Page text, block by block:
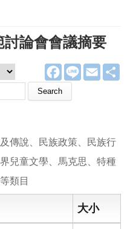
討論會會議摘要
F
a
e
k
L
E
m
傳說、民族政策、民族行
兒童文學、馬克思、特種
類目
大小